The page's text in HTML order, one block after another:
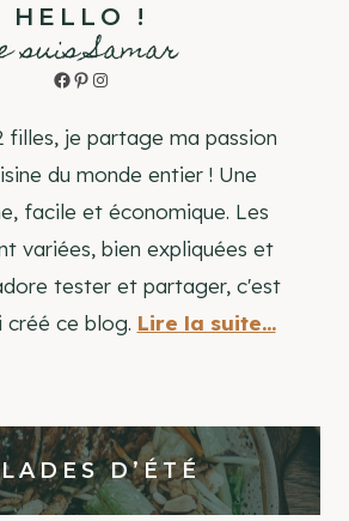
HELLO !
suis Samar
Facebook
Pinterest
Instagram
filles, je partage ma passion
du monde entier ! Une
facile et économique. Les
variées, bien expliquées et
tester et partager, c'est
créé ce blog. Lire la suite...
D’ÉTÉ